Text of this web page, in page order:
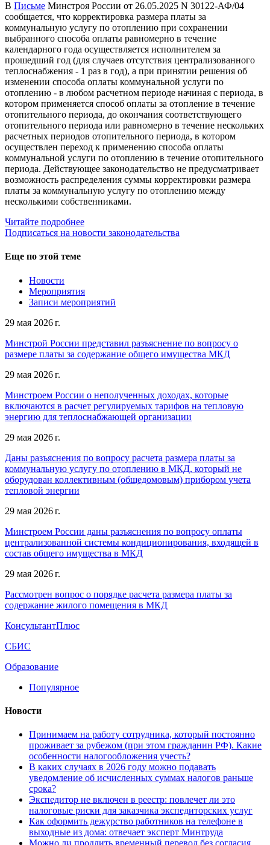
В Письме Минстроя России от 26.05.2025 N 30122-АФ/04
сообщается, что корректировка размера платы за
коммунальную услугу по отоплению при сохранении
выбранного способа оплаты равномерно в течение
календарного года осуществляется исполнителем за
прошедший год (для случаев отсутствия централизованного
теплоснабжения - 1 раз в год), а при принятии решения об
изменении способа оплаты коммунальной услуги по
отоплению - в любом расчетном периоде начиная с периода, в
котором применяется способ оплаты за отопление в течение
отопительного периода, до окончания соответствующего
отопительного периода или равномерно в течение нескольких
расчетных периодов отопительного периода, в котором
осуществлен переход к применению способа оплаты
коммунальной услуги по отоплению в течение отопительного
периода. Действующее законодательство не предусматривает
возможность распределения суммы корректировки размера
платы за коммунальную услугу по отоплению между
несколькими собственниками.
Читайте подробнее
Подписаться на новости законодательства
Еще по этой теме
Новости
Мероприятия
Записи мероприятий
29 мая 2026 г.
Минстрой России представил разъяснение по вопросу о
размере платы за содержание общего имущества МКД
29 мая 2026 г.
Минстроем России о неполученных доходах, которые
включаются в расчет регулируемых тарифов на тепловую
энергию для теплоснабжающей организации
29 мая 2026 г.
Даны разъяснения по вопросу расчета размера платы за
коммунальную услугу по отоплению в МКД, который не
оборудован коллективным (общедомовым) прибором учета
тепловой энергии
29 мая 2026 г.
Минстроем России даны разъяснения по вопросу оплаты
централизованной системы кондиционирования, входящей в
состав общего имущества в МКД
29 мая 2026 г.
Рассмотрен вопрос о порядке расчета размера платы за
содержание жилого помещения в МКД
КонсультантПлюс
СБИС
Образование
Популярное
Новости
Принимаем на работу сотрудника, который постоянно
проживает за рубежом (при этом гражданин РФ). Какие
особенности налогообложения учесть?
В каких случаях в 2026 году можно подавать
уведомление об исчисленных суммах налогов раньше
срока?
Экспедитор не включен в реестр: повлечет ли это
налоговые риски для заказчика экспедиторских услуг
Как оформить дежурство работников на телефоне в
выходные из дома: отвечает эксперт Минтруда